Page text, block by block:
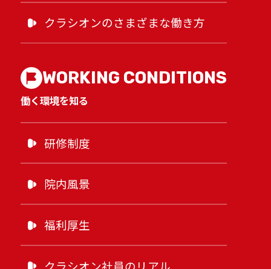
クラシオンのさまざまな働き方
WORKING CONDITIONS
働く環境を知る
研修制度
院内風景
福利厚生
クラシオン社員のリアル